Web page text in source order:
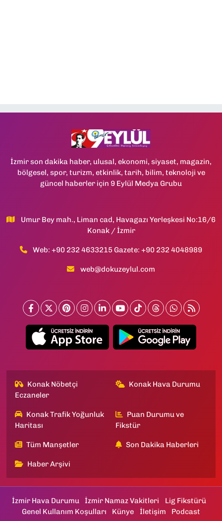
İzmir son dakika haber, ulusal, ekonomi, siyaset, magazin,
bölgesel, spor, turizm, etkinlik, tarih, bilim, teknoloji ve
güncel haberler için 9 Eylül Medya Grubu
Umur Bey mah., Liman cad, Havagazı Yerleşkesi No:16/6
Konak / İzmir
Web: +90 232 4633215 Gazete: +90 232 4048989
web@dokuzeylul.com
Konak Nöbetçi
Eczaneler
Konak Hava Durumu
Konak Trafik Yoğunluk
Haritası
Puan Durumu ve
Fikstür
Tüm Manşetler Son Dakika Haberleri
Haber Arşivi
İzmir Hava Durumu İzmir Namaz Vakitleri
Lig Fikstürü
Genel Kullanım Koşulları
Künye İletişim Podcast